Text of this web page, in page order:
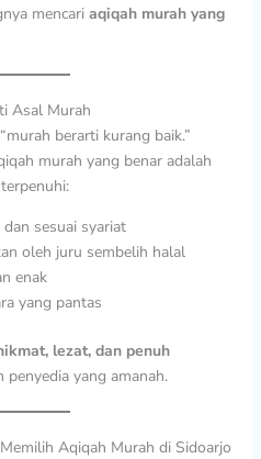
mencari aqiqah murah yang
Asal Murah
berarti kurang baik.”
murah yang benar adalah
sesuai syariat
oleh juru sembelih halal
enak
yang pantas
lezat, dan penuh
yang amanah.
Aqiqah Murah di Sidoarjo